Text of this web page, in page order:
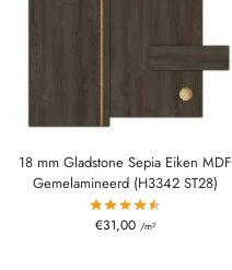
18 mm Gladstone Sepia Eiken MDF
Gemelamineerd (H3342 ST28)
€31,00 /m²